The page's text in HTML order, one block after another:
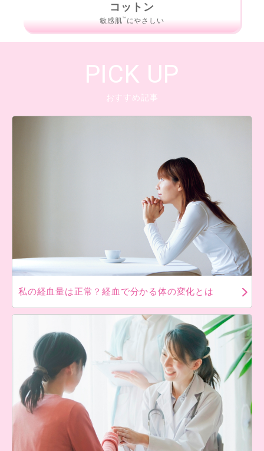
コットン
敏感肌™ にやさしい
PICK UP
おすすめ記事
私の経血量は正常？経血で分かる体の変化とは